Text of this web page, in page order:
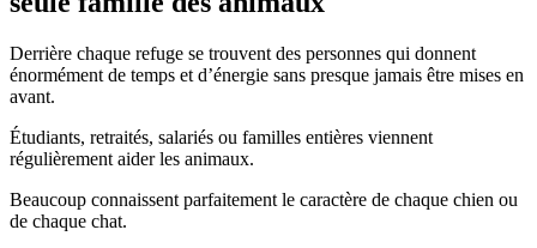
Derrière chaque refuge se trouvent des personnes qui donnent
énormément de temps et d’énergie sans presque jamais être mises en
avant.
Étudiants, retraités, salariés ou familles entières viennent
régulièrement aider les animaux.
Beaucoup connaissent parfaitement le caractère de chaque chien ou
de chaque chat.